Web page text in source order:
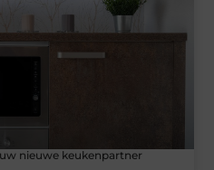
nieuwe keukenpartner